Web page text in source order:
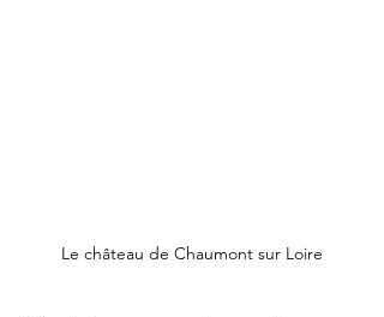
Le château de Chaumont sur Loire